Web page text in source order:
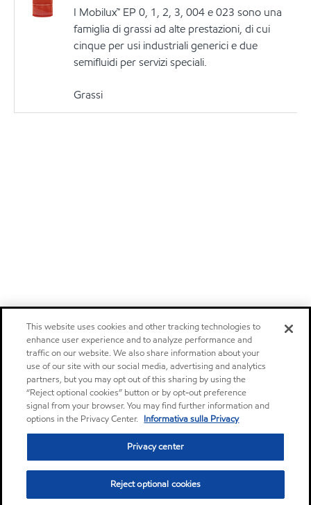
I Mobilux™ EP 0, 1, 2, 3, 004 e 023 sono una
famiglia di grassi ad alte prestazioni, di cui
cinque per usi industriali generici e due
semifluidi per servizi speciali.
Grassi
This website uses cookies and other tracking technologies to
enhance user experience and to analyze performance and
traffic on our website. We also share information about your
use of our site with our social media, advertising and analytics
partners, but you may opt out of this sharing by using the
“Reject optional cookies” button or by opt-out preference
signal from your browser. You may find further information and
options in the Privacy Center. Informativa sulla Privacy
Privacy center
Reject optional cookies